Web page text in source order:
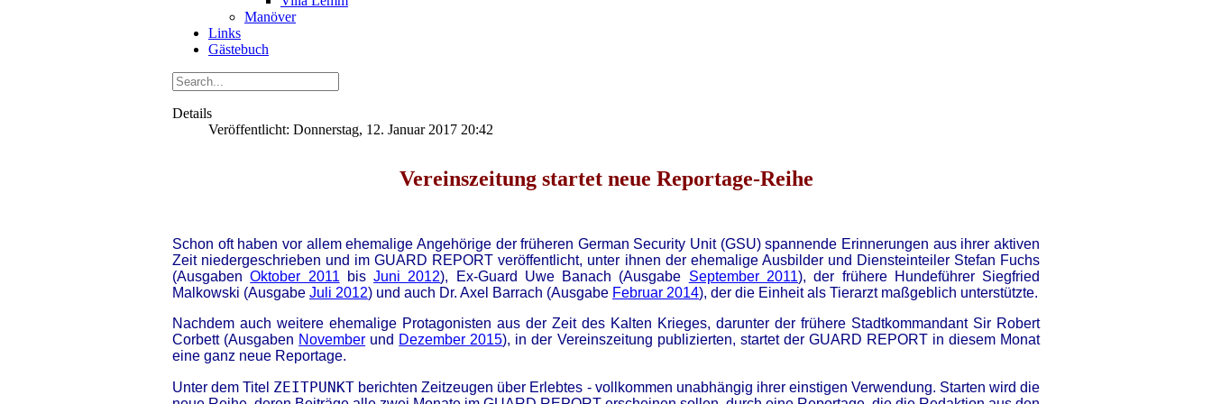
Manöver
Links
Gästebuch
Details
Veröffentlicht: Donnerstag, 12. Januar 2017 20:42
Vereinszeitung startet neue Reportage-Reihe
Schon oft haben vor allem ehemalige Angehörige der früheren German Security Unit (GSU) spannende Erinnerungen aus ihrer aktiven
Zeit niedergeschrieben und im GUARD REPORT veröffentlicht, unter ihnen der ehemalige Ausbilder und Diensteinteiler Stefan Fuchs
(AusgabenOktober 2011 bisJuni 2012), Ex-Guard Uwe Banach (Ausgabe September 2011), der frühere Hundeführer Siegfried
Malkowski (Ausgabe Juli 2012) und auch Dr. Axel Barrach (Ausgabe Februar 2014), der die Einheit als Tierarzt maßgeblich unterstützte.
Nachdem auch weitere ehemalige Protagonisten aus der Zeit des Kalten Krieges, darunter der frühere Stadtkommandant Sir Robert
Corbett (Ausgaben November und Dezember 2015), in der Vereinszeitung publizierten, startet der GUARD REPORT in diesem Monat
eine ganz neue Reportage.
Unter dem Titel ZEITPUNKT berichten Zeitzeugen über Erlebtes - vollkommen unabhängig ihrer einstigen Verwendung. Starten wird die